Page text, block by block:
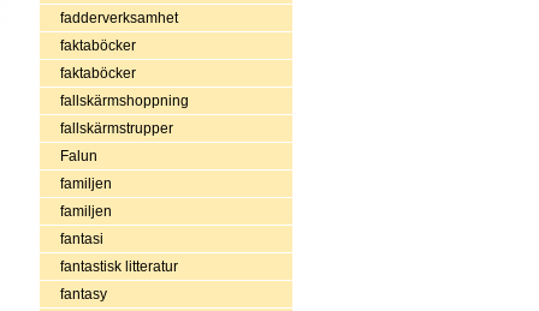
fadderverksamhet
faktaböcker
faktaböcker
fallskärmshoppning
fallskärmstrupper
Falun
familjen
familjen
fantasi
fantastisk litteratur
fantasy